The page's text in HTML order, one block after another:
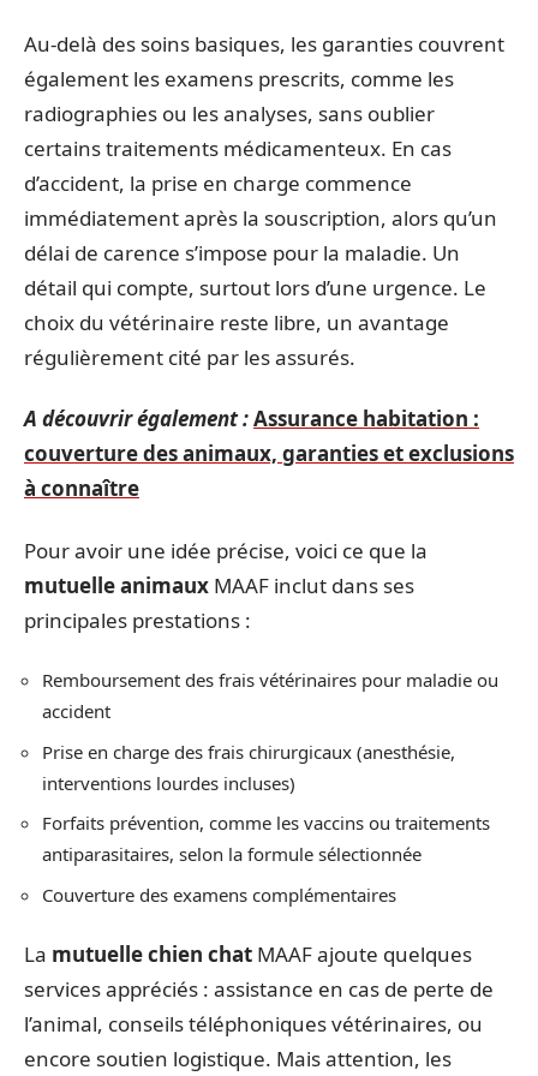
Au-delà des soins basiques, les garanties couvrent
également les examens prescrits, comme les
radiographies ou les analyses, sans oublier
certains traitements médicamenteux. En cas
d’accident, la prise en charge commence
immédiatement après la souscription, alors qu’un
délai de carence s’impose pour la maladie. Un
détail qui compte, surtout lors d’une urgence. Le
choix du vétérinaire reste libre, un avantage
régulièrement cité par les assurés.
A découvrir également :Assurance habitation :
couverture des animaux, garanties et exclusions
à connaître
Pour avoir une idée précise, voici ce que la
mutuelle animaux MAAF inclut dans ses
principales prestations :
Remboursement des frais vétérinaires pour maladie ou
accident
Prise en charge des frais chirurgicaux (anesthésie,
interventions lourdes incluses)
Forfaits prévention, comme les vaccins ou traitements
antiparasitaires, selon la formule sélectionnée
Couverture des examens complémentaires
La mutuelle chien chat MAAF ajoute quelques
services appréciés : assistance en cas de perte de
l’animal, conseils téléphoniques vétérinaires, ou
encore soutien logistique. Mais attention, les